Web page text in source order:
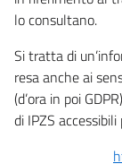
lo consultano.
Si tratta di
resa anche ai
(d’ora in poi
di IPZS